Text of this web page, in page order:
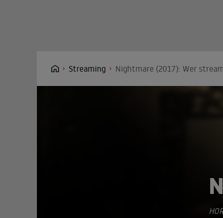
Streaming Nightmare (2017): Wer